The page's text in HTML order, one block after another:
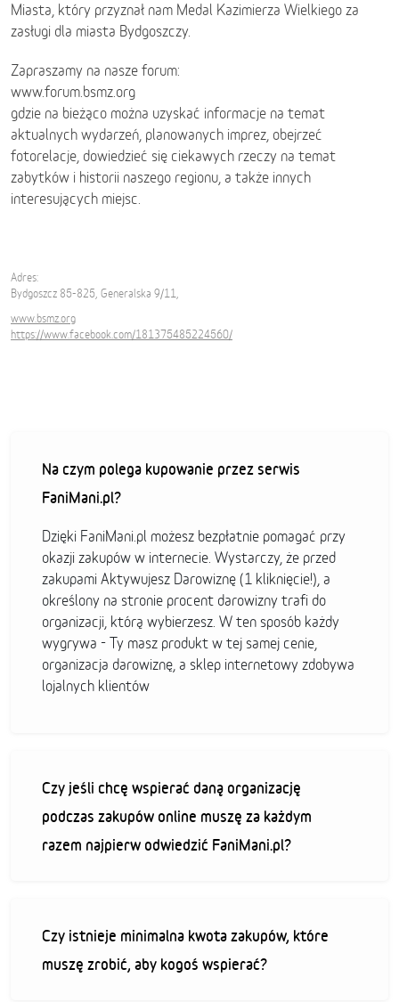
Miasta, który przyznał nam Medal Kazimierza Wielkiego za
zasługi dla miasta Bydgoszczy.
Zapraszamy na nasze forum:
www.forum.bsmz.org
gdzie na bieżąco można uzyskać informacje na temat
aktualnych wydarzeń, planowanych imprez, obejrzeć
fotorelacje, dowiedzieć się ciekawych rzeczy na temat
zabytków i historii naszego regionu, a także innych
interesujących miejsc.
Adres:
Bydgoszcz 85-825, Generalska 9/11,
www.bsmz.org
https://www.facebook.com/181375485224560/
Na czym polega kupowanie przez serwis
FaniMani.pl?
Dzięki FaniMani.pl możesz bezpłatnie pomagać przy
okazji zakupów w internecie. Wystarczy, że przed
zakupami Aktywujesz Darowiznę (1 kliknięcie!), a
określony na stronie procent darowizny trafi do
organizacji, którą wybierzesz. W ten sposób każdy
wygrywa - Ty masz produkt w tej samej cenie,
organizacja darowiznę, a sklep internetowy zdobywa
lojalnych klientów
Czy jeśli chcę wspierać daną organizację
podczas zakupów online muszę za każdym
razem najpierw odwiedzić FaniMani.pl?
Czy istnieje minimalna kwota zakupów, które
muszę zrobić, aby kogoś wspierać?